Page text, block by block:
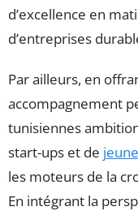
d’excellence en
d’entreprises
Par ailleurs, en
accompagnement
tunisiennes
start-ups et de
les moteurs de la
En intégrant la